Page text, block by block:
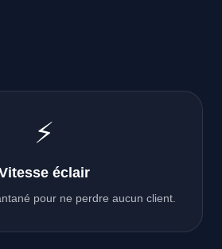
⚡
éclair
pour ne perdre aucun client.